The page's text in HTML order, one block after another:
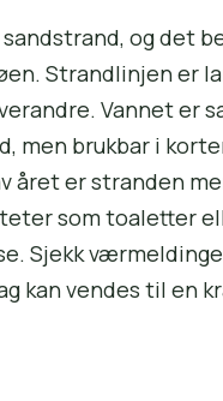
og det
Strandlinjen er
Vannet er
men brukbar i
året er stranden
som toaletter
Sjekk
kan vendes til en